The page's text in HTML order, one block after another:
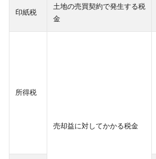
印紙税
土地の売買契約で発生する税
金
所得税
売却益に対してかかる税金